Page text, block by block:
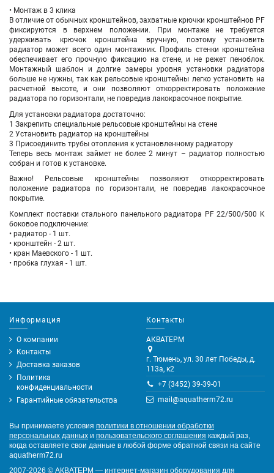
• Монтаж в 3 клика
В отличие от обычных кронштейнов, захватные крючки кронштейнов PF
фиксируются в верхнем положении. При монтаже не требуется
удерживать крючок кронштейна вручную, поэтому установить
радиатор может всего один монтажник. Профиль стенки кронштейна
обеспечивает его прочную фиксацию на стене, и не режет пеноблок.
Монтажный шаблон и долгие замеры уровня установки радиатора
больше не нужны, так как рельсовые кронштейны легко установить на
расчетной высоте, и они позволяют откорректировать положение
радиатора по горизонтали, не повредив лакокрасочное покрытие.
Для установки радиатора достаточно:
1 Закрепить специальные рельсовые кронштейны на стене
2 Установить радиатор на кронштейны
3 Присоединить трубы отопления к установленному радиатору
Теперь весь монтаж займет не более 2 минут – радиатор полностью
собран и готов к установке.
Важно! Рельсовые кронштейны позволяют откорректировать
положение радиатора по горизонтали, не повредив лакокрасочное
покрытие.
Комплект поставки стального панельного радиатора PF 22/500/500 K
боковое подключение:
• радиатор - 1 шт.
• кронштейн - 2 шт.
• кран Маевского - 1 шт.
• пробка глухая - 1 шт.
Информация
О компании
Контакты
Доставка заказов
Политика
конфиденциальности
Гарантийные обязательства
Контакты
АКВАТЕРМ
г. Тюмень, ул. 30 лет Победы, д.
113а, к2
+7 (3452) 39-39-01
mail@aquatherm72.ru
Вы принимаете условия политики в отношении обработки
персональных данных и пользовательского соглашения каждый раз,
когда оставляете свои данные в любой форме обратной связи на сайте
aquatherm72.ru
2007-2026 © АКВАТЕРМ — интернет-магазин оборудования для